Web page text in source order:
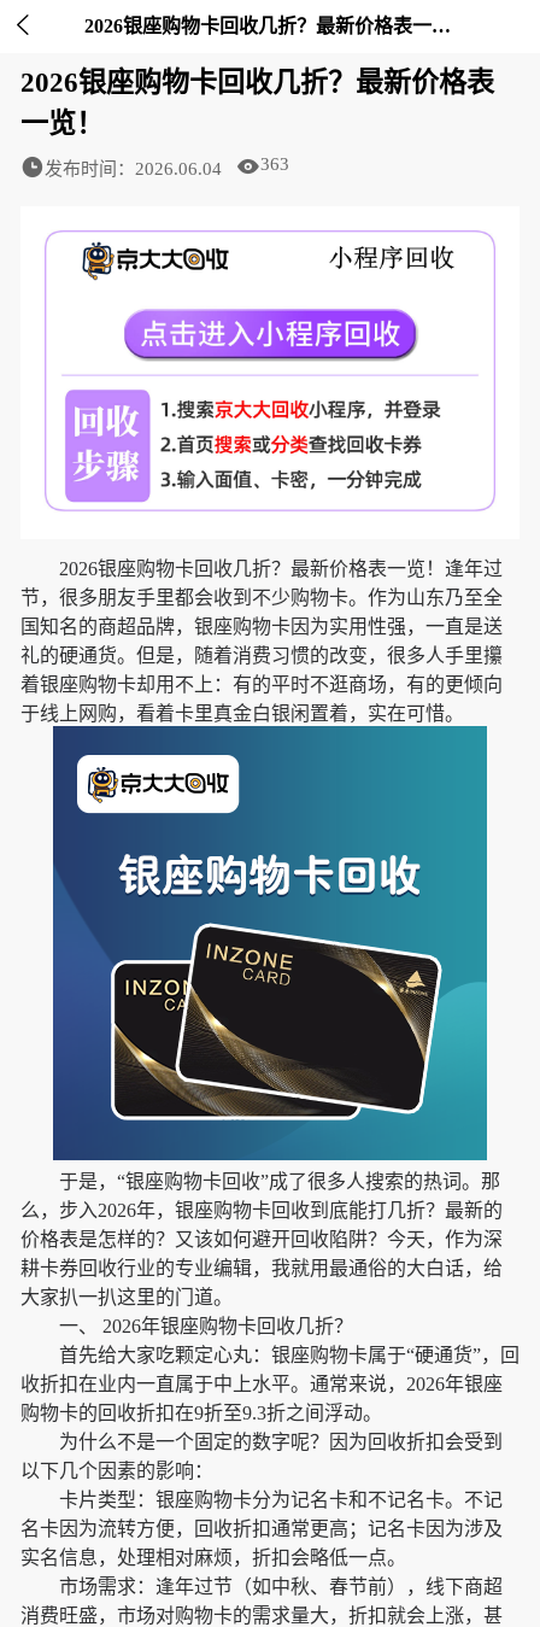
 2026银座购物卡回收几折？最新价格表一览！-京大大回收
2026银座购物卡回收几折？最新价格表
一览！
发布时间：2026.06.04 363
2026银座购物卡回收几折？最新价格表一览！逢年过
节，很多朋友手里都会收到不少购物卡。作为山东乃至全
国知名的商超品牌，银座购物卡因为实用性强，一直是送
礼的硬通货。但是，随着消费习惯的改变，很多人手里攥
着银座购物卡却用不上：有的平时不逛商场，有的更倾向
于线上网购，看着卡里真金白银闲置着，实在可惜。
于是，“银座购物卡回收”成了很多人搜索的热词。那
么，步入2026年，银座购物卡回收到底能打几折？最新的
价格表是怎样的？又该如何避开回收陷阱？今天，作为深
耕卡券回收行业的专业编辑，我就用最通俗的大白话，给
大家扒一扒这里的门道。
一、 2026年银座购物卡回收几折？
首先给大家吃颗定心丸：银座购物卡属于“硬通货”，回
收折扣在业内一直属于中上水平。通常来说，2026年银座
购物卡的回收折扣在9折至9.3折之间浮动。
为什么不是一个固定的数字呢？因为回收折扣会受到
以下几个因素的影响：
卡片类型：银座购物卡分为记名卡和不记名卡。不记
名卡因为流转方便，回收折扣通常更高；记名卡因为涉及
实名信息，处理相对麻烦，折扣会略低一点。
市场需求：逢年过节（如中秋、春节前），线下商超
消费旺盛，市场对购物卡的需求量大，折扣就会上涨，甚